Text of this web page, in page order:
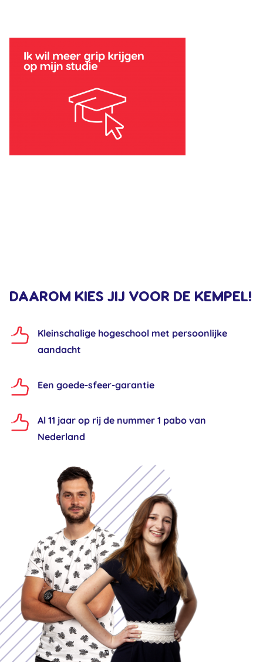
DAAROM KIES JIJ VOOR DE KEMPEL!
Kleinschalige hogeschool met persoonlijke
aandacht
Een goede-sfeer-garantie
Al 11 jaar op rij de nummer 1 pabo van
Nederland